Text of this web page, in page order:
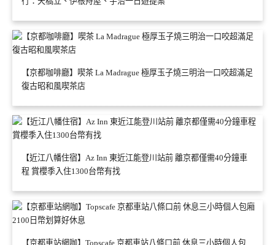
【京都咖啡廳】喫茶 La Madrague 極厚玉子燒三明治一口咬超滿足
復古昭和風喫茶店
【近江八幡住宿】Az Inn 東近江能登川站前 離京都僅需40分鐘車
程 賞櫻季入住1300台幣有找
【京都車站網咖】Topscafe 京都車站八條口前 休息三小時個人包